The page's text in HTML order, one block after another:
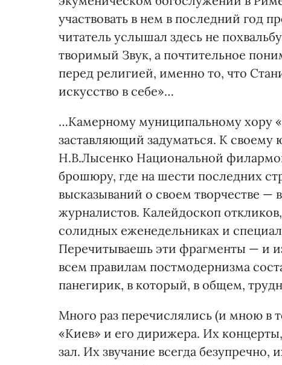
участвовать в нем в последний год
читатель услышал здесь не
творимый Звук, а почтительное
перед религией, именно то, что
искусство в себе»…
…Камерному муниципальному хору
заставляющий задуматься. К
Н.В.Лысенко Национальной
брошюру, где на шести последних
высказываний о своем творчестве
журналистов. Калейдоскоп
солидных еженедельниках и
Перечитываешь эти фрагменты — и
всем правилам постмодернизма
панегирик, в который, в общем,
Много раз перечислялись (и мною в
«Киев» и его дирижера. Их
зал. Их звучание всегда